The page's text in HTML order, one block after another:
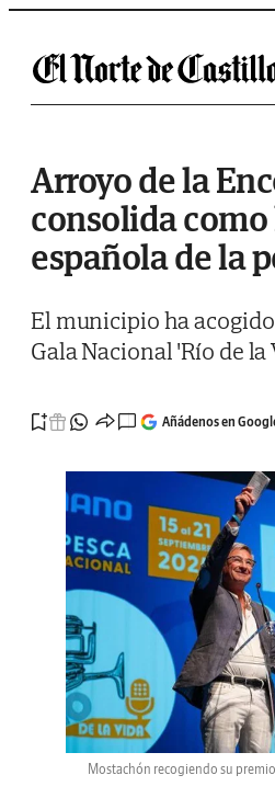
Saltar al contenido
Arroyo de la
consolida
española de la
El municipio ha
Gala Nacional 'Río de la
Añádenos en
Mostachón recogiendo su